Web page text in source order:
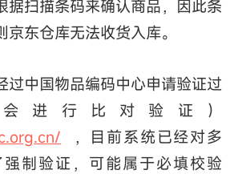
据扫描条码来确认商品，因此条
东仓库无法收货入库。
过中国物品编码中心申请验证过
进行比对验证）
，目前系统已经对多
制验证，可能属于必填校验